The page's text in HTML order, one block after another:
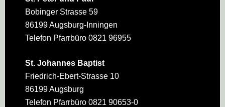
Bobinger Strasse 59
86199 Augsburg-Inningen
Telefon Pfarrbüro 0821 96955
St. Johannes Baptist
Friedrich-Ebert-Strasse 10
86199 Augsburg
Telefon Pfarrbüro 0821 90653-0